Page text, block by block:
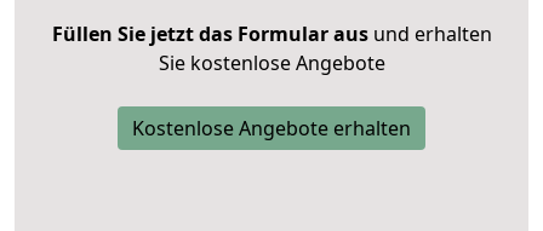
Füllen Sie jetzt das Formular ausund erhalten
Sie kostenlose Angebote
Kostenlose Angebote erhalten